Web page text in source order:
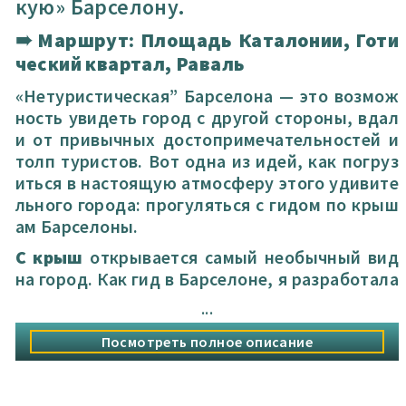
кую» Барселону.
➠ Маршрут: Площадь Каталонии, Готи
ческий квартал, Раваль
«Нетуристическая” Барселона — это возмож
ность увидеть город с другой стороны, вдал
и от привычных достопримечательностей и
толп туристов. Вот одна из идей, как погруз
иться в настоящую атмосферу этого удивите
льного города: прогуляться с гидом по крыш
ам Барселоны.
С крыш открывается самый необычный вид
на город. Как гид в Барселоне, я разработала
город с другой стороны, ощутить его дух и н
асладиться атмосферой, которой не найдеш
ь в путеводителях!
...
Посмотреть полное описание